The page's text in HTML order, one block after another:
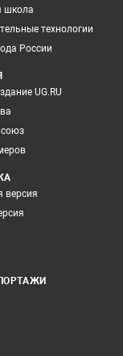
школа
технологии
России
UG.RU
версия